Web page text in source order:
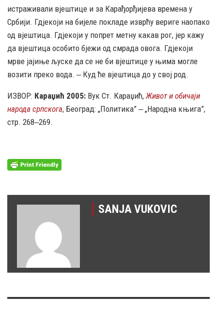
истраживали вјештице и за Карађорђијева времена у
Србији. Гдјекоји на бијеле покладе изврћу вериге наопако
од вјештица. Гдјекоји у попрет метну какав рог, јер кажу
да вјештица особито бјежи од смрада овога. Гдјекоји
мрве јајиње љуске да се не би вјештице у њима могле
возити преко вода. ‒ Куд ће вјештица до у свој род.
ИЗВОР: Караџић 2005: Вук Ст. Караџић,Живот и обичаји
народа српскога, Београд: „Политика” ‒ „Народна књига”,
стр. 268‒269.
SANJA VUKOVIC